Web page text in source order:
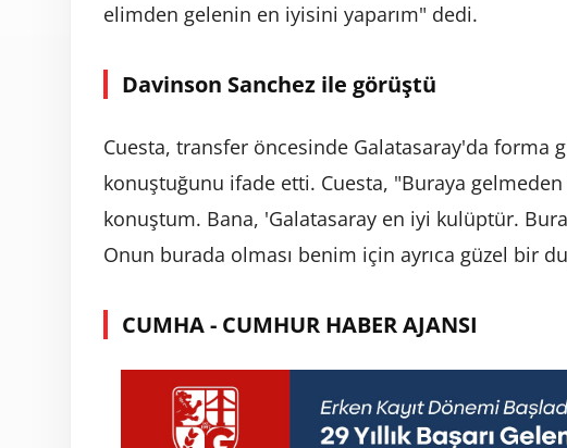
elimden gelenin en iyisini yaparım" dedi.
Davinson Sanchez ile görüştü
Cuesta, transfer öncesinde Galatasaray'da forma
konuştuğunu ifade etti. Cuesta, "Buraya
konuştum. Bana, 'Galatasaray en iyi kulüptür.
Onun burada olması benim için ayrıca güzel bir
CUMHA - CUMHUR HABER AJANSI